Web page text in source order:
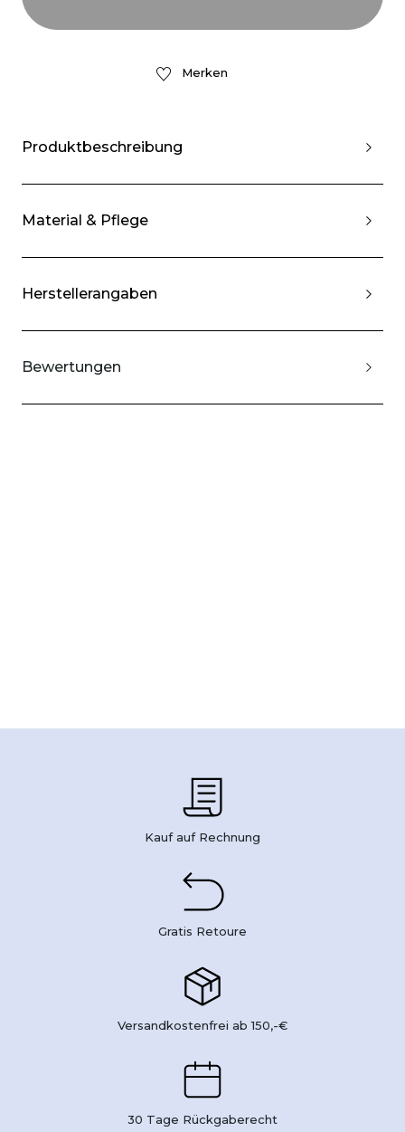
Merken
Produktbeschreibung
Material & Pflege
Herstellerangaben
Bewertungen
Kauf auf Rechnung
Gratis Retoure
Versandkostenfrei ab 150,-€
30 Tage Rückgaberecht